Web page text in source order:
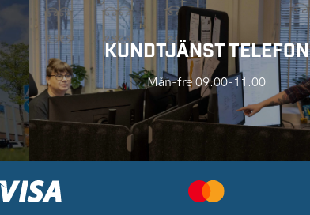
KUNDTJÄNST TELEFON
Mån-fre 09.00-11.00